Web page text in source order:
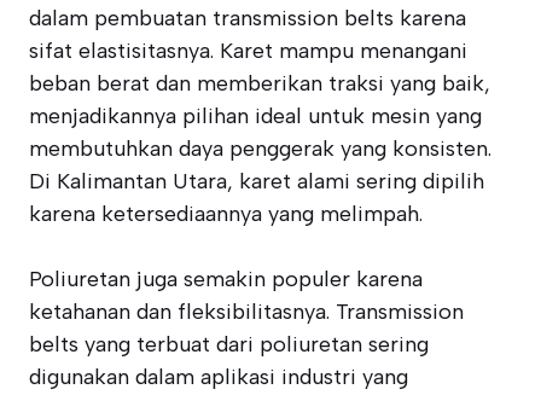
dalam pembuatan transmission belts karena
sifat elastisitasnya. Karet mampu menangani
beban berat dan memberikan traksi yang baik,
menjadikannya pilihan ideal untuk mesin yang
membutuhkan daya penggerak yang konsisten.
Di Kalimantan Utara, karet alami sering dipilih
karena ketersediaannya yang melimpah.
Poliuretan juga semakin populer karena
ketahanan dan fleksibilitasnya. Transmission
belts yang terbuat dari poliuretan sering
digunakan dalam aplikasi industri yang